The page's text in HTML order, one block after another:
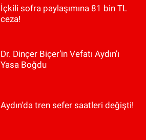
İçkili sofra paylaşımına 81 bin TL
ceza!
Dr. Dinçer Biçer’in Vefatı Aydın’ı
Yasa Boğdu
Aydın'da tren sefer saatleri değişti!